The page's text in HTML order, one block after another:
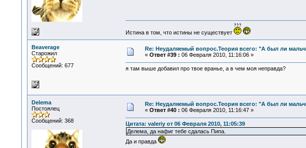
Истина в том, что истины не существует
Beaverage
Старожил
Сообщений: 677
Re: Неудаляемый вопрос.Теория всего: "А был ли
« Ответ #39 : 06 Февраля 2010, 11:16:06 »
я там выше добавил про твое вранье, а в чем моя неправда?
Delema
Постоялец
Сообщений: 368
Re: Неудаляемый вопрос.Теория всего: "А был ли
« Ответ #40 : 06 Февраля 2010, 11:16:47 »
Цитата: valeriy от 06 Февраля 2010, 11:05:39
Делема, да нафиг тебе сдалась Пипа.
Да и правда